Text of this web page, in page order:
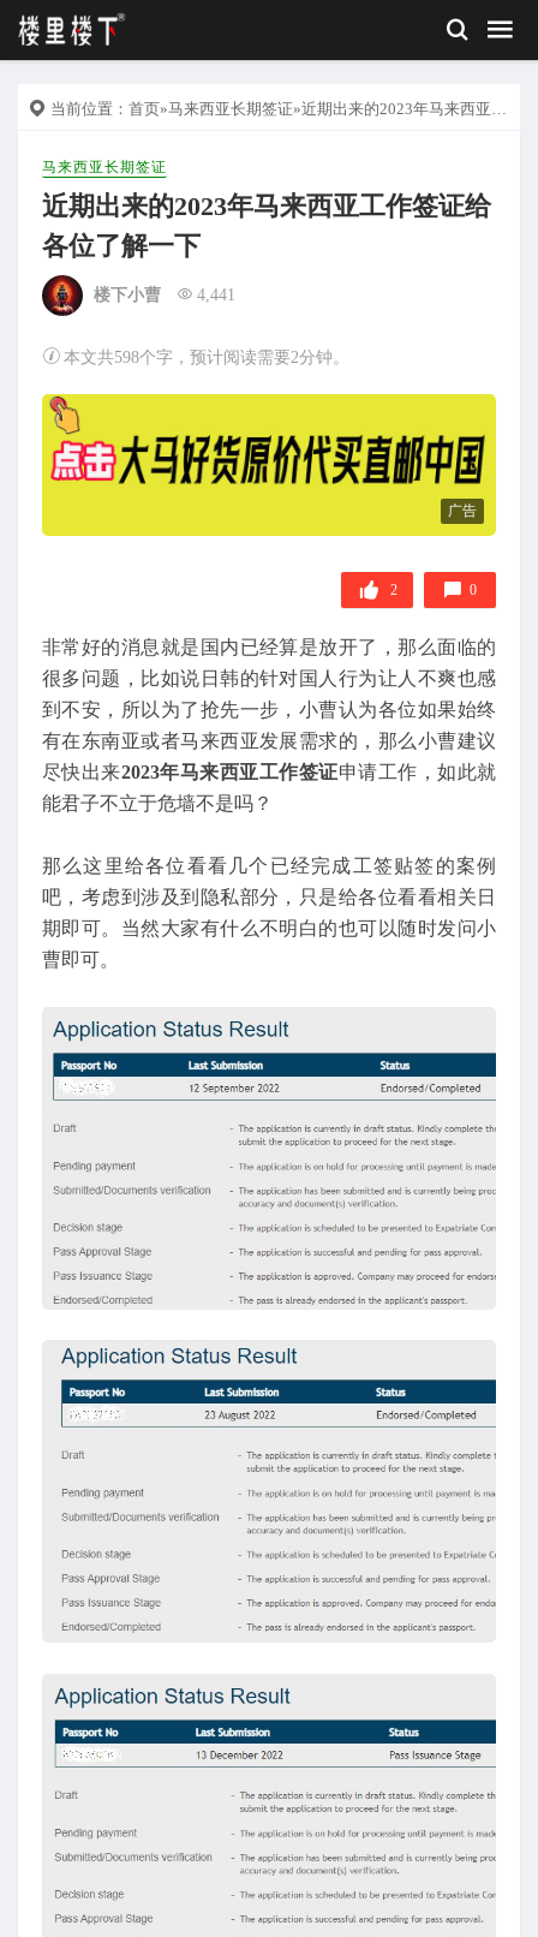
当前位置： 首页»马来西亚长期签证»近期出来的2023年马来西亚工作签证给各位了解一下
马来西亚长期签证
近期出来的2023年马来西亚工作签证给
各位了解一下
楼下小曹 4,441
本文共598个字，预计阅读需要2分钟。
广告
2 0
非常好的消息就是国内已经算是放开了，那么面临的
很多问题，比如说日韩的针对国人行为让人不爽也感
到不安，所以为了抢先一步，小曹认为各位如果始终
有在东南亚或者马来西亚发展需求的，那么小曹建议
尽快出来2023年马来西亚工作签证申请工作，如此就
能君子不立于危墙不是吗？
那么这里给各位看看几个已经完成工签贴签的案例
吧，考虑到涉及到隐私部分，只是给各位看看相关日
期即可。当然大家有什么不明白的也可以随时发问小
曹即可。